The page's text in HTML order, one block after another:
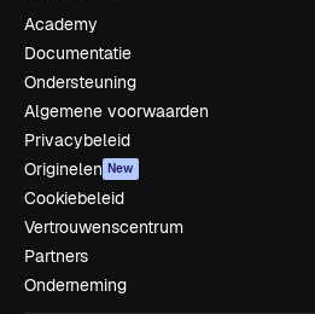
Academy
Documentatie
Ondersteuning
Algemene voorwaarden
Privacybeleid
Originelen New
Cookiebeleid
Vertrouwenscentrum
Partners
Onderneming